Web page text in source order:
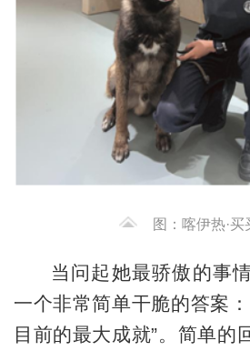
图：喀伊热·买
当问起她最骄傲的事
一个非常简单干脆的答案
目前的最大成就”。简单的